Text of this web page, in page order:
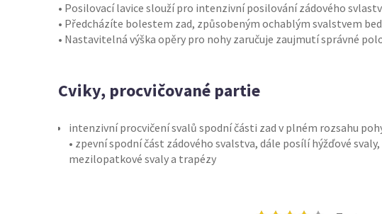
• Posilovací lavice slouží pro intenzivní posilování zádového
• Předcházíte bolestem zad, způsobeným ochablým svalstvem
• Nastavitelná výška opěry pro nohy zaručuje zaujmutí správné
Cviky, procvičované partie
intenzivní procvičení svalů spodní části zad v plném rozsahu
• zpevní spodní část zádového svalstva, dále posílí hýžďové
mezilopatkové svaly a trapézy